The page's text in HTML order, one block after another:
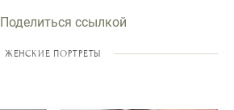
Поделиться ссылкой
ЖЕНСКИЕ ПОРТРЕТЫ